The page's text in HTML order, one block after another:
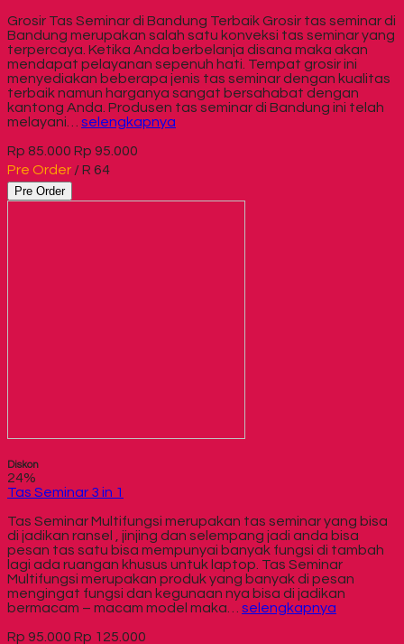
Grosir Tas Seminar di Bandung Terbaik Grosir tas seminar di
Bandung merupakan salah satu konveksi tas seminar yang
terpercaya. Ketika Anda berbelanja disana maka akan
mendapat pelayanan sepenuh hati. Tempat grosir ini
menyediakan beberapa jenis tas seminar dengan kualitas
terbaik namun harganya sangat bersahabat dengan
kantong Anda. Produsen tas seminar di Bandung ini telah
melayani… selengkapnya
Rp 85.000 Rp 95.000
Pre Order / R 64
Pre Order
Diskon
24%
Tas Seminar 3 in 1
Tas Seminar Multifungsi merupakan tas seminar yang bisa
di jadikan ransel , jinjing dan selempang jadi anda bisa
pesan tas satu bisa mempunyai banyak fungsi di tambah
lagi ada ruangan khusus untuk laptop. Tas Seminar
Multifungsi merupakan produk yang banyak di pesan
mengingat fungsi dan kegunaan nya bisa di jadikan
bermacam – macam model maka… selengkapnya
Rp 95.000 Rp 125.000